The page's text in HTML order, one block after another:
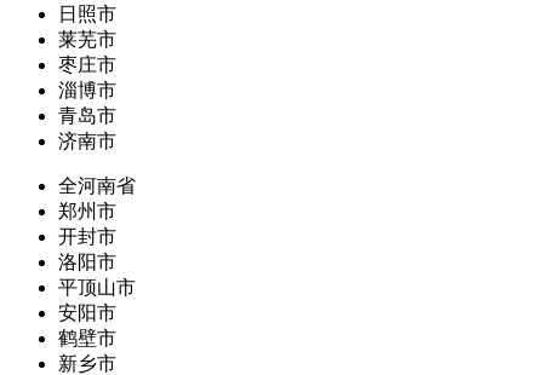
日照市
莱芜市
枣庄市
淄博市
青岛市
济南市
全河南省
郑州市
开封市
洛阳市
平顶山市
安阳市
鹤壁市
新乡市